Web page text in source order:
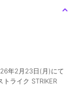
年2月23日(月)にて
ライク STRIKER